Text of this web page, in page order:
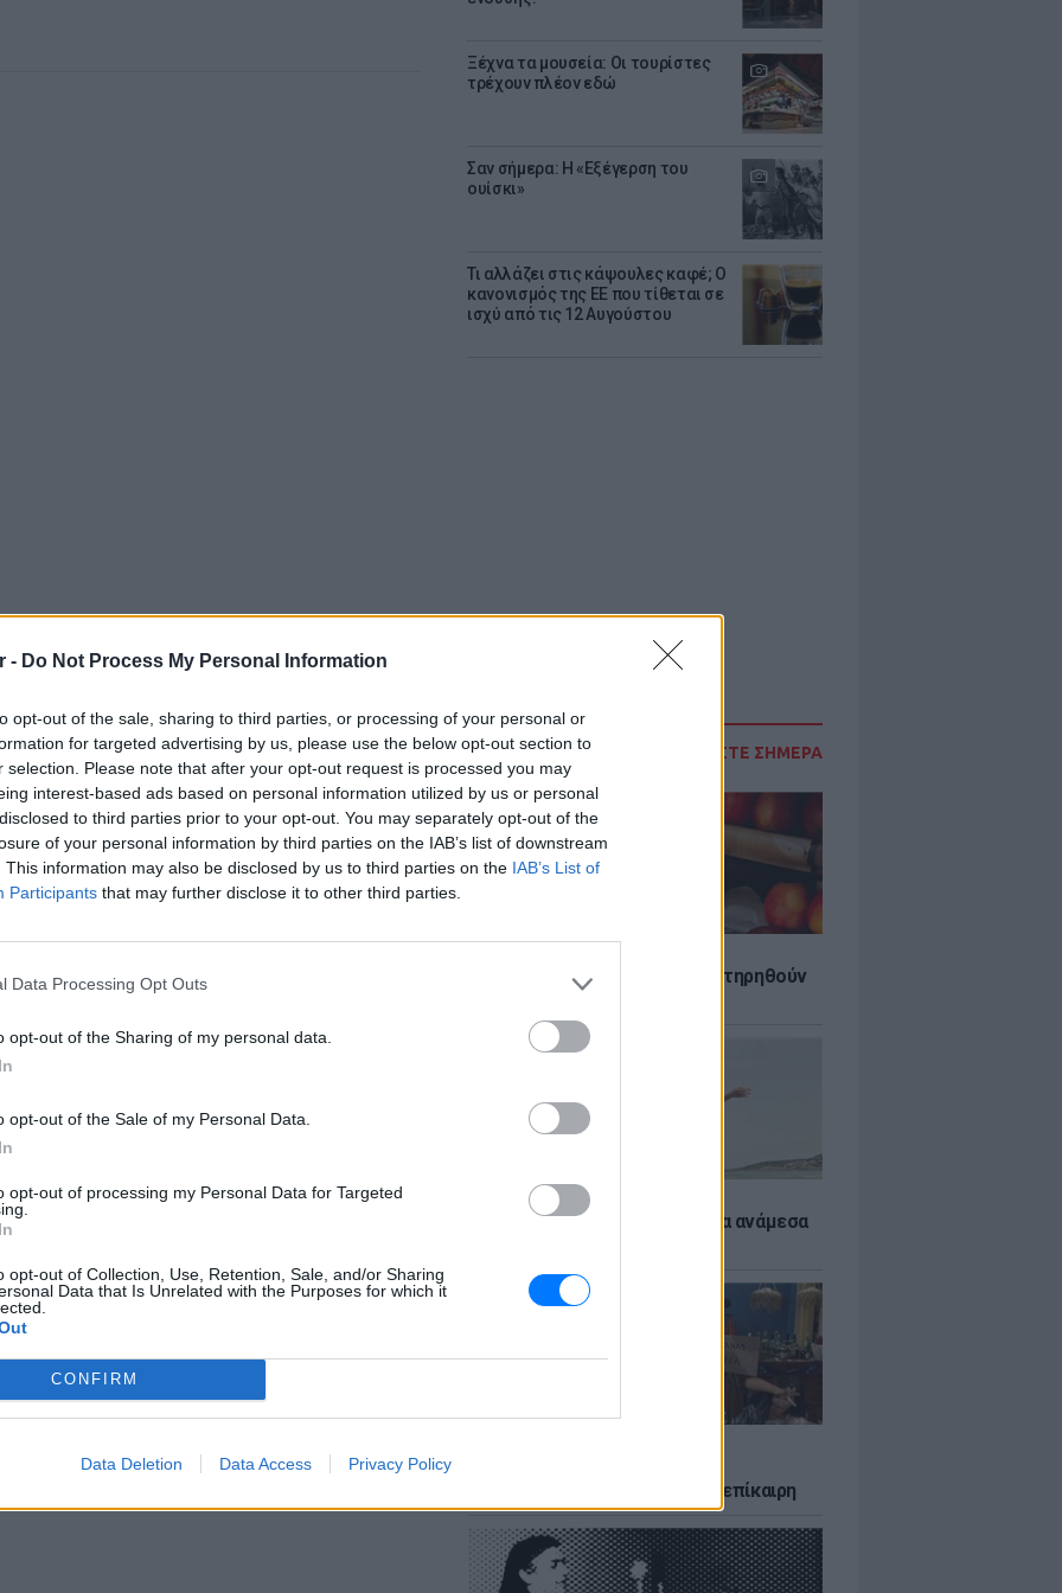
- Do Not Process My Personal Information
opt-out of the sale, sharing to third parties, or processing of your personal or
for targeted advertising by us, please use the below opt-out section to
selection. Please note that after your opt-out request is processed you may
interest-based ads based on personal information utilized by us or personal
to third parties prior to your opt-out. You may separately opt-out of the
of your personal information by third parties on the IAB’s list of downstream
This information may also be disclosed by us to third parties on the IAB’s List of
Participants that may further disclose it to other third parties.
Data Processing Opt Outs
opt-out of the Sharing of my personal data.
opt-out of the Sale of my Personal Data.
opt-out of processing my Personal Data for Targeted
opt-out of Collection, Use, Retention, Sale, and/or Sharing
Data that Is Unrelated with the Purposes for which it
CONFIRM
Data Deletion Data Access Privacy Policy
Ξέχνα τα μουσεία: Οι τουρίστες
τρέχουν πλέον εδώ
Σαν σήμερα: Η «Εξέγερση του
ουίσκι»
Τι αλλάζει στις κάψουλες καφέ; Ο
κανονισμός της ΕΕ που τίθεται σε
ισχύ από τις 12 Αυγούστου
ΔΙΑΒΑΣΤΕ ΣΗΜΕΡΑ
6 φρούτα που μπορουν να διατηρηθούν
Πώς να αποφύγεις το σύγκαμα ανάμεσα
νεοπλουτισμό και παραμένει επίκαιρη
στοGoogle Newsκαι μάθετε πρώτοιτα
στηνροή ειδήσεων του E-Daily.gr
ΔΙΑΦΗΜΙΣΗ